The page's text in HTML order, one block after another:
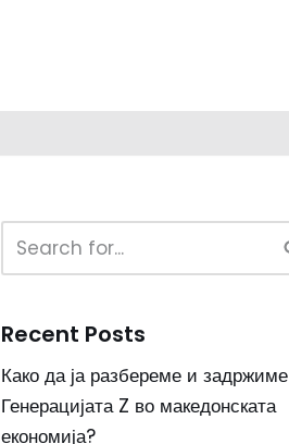
Recent Posts
Како да ја разбереме и задржиме
Генерацијата Z во македонската
економија?